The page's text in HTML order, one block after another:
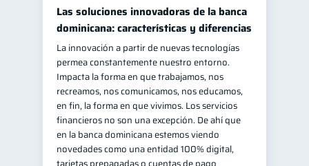
Las soluciones innovadoras de la banca
dominicana: características y diferencias
La innovación a partir de nuevas tecnologías
permea constantemente nuestro entorno.
Impacta la forma en que trabajamos, nos
recreamos, nos comunicamos, nos educamos,
en fin, la forma en que vivimos. Los servicios
financieros no son una excepción. De ahí que
en la banca dominicana estemos viendo
novedades como una entidad 100% digital,